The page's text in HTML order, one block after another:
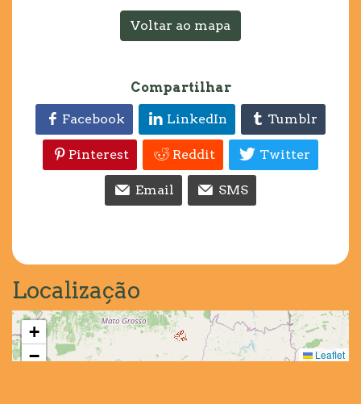
Voltar ao mapa
Compartilhar
Facebook LinkedIn Tumblr
Pinterest Reddit Twitter
Email SMS
Localização
+
−
Leaflet